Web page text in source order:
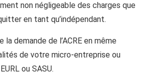
non négligeable des charges que
en tant qu’indépendant.
demande de l’ACRE en même
de votre micro-entreprise ou
ou SASU.